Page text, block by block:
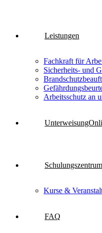
Leistungen
Fachkraft für
Sicherheits- und
Arbeitsschutz an
Schulungszentrum
Kurse &
FAQ